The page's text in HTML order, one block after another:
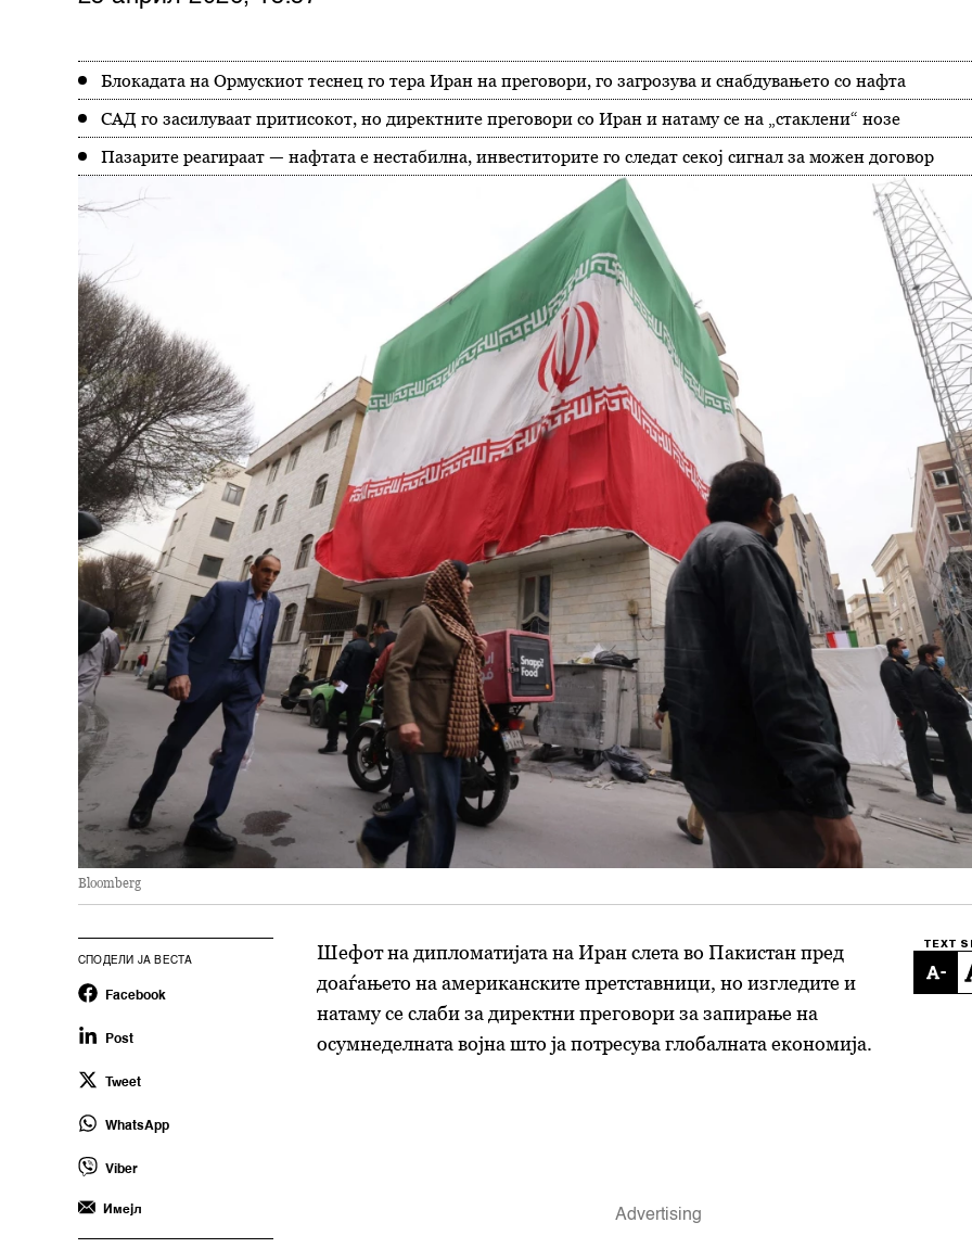
Блокадата на Ормускиот теснец го тера Иран на преговори, го загрозува и снабдувањето со нафта
САД го засилуваат притисокот, но директните преговори со Иран и натаму се на „стаклени“ нозе
Пазарите реагираат — нафтата е нестабилна, инвеститорите го следат секој сигнал за можен договор
Bloomberg
СПОДЕЛИ ЈА ВЕСТА
Facebook
Post
Tweet
WhatsApp
Viber
Имејл
TEXT
-
Шефот на дипломатијата на Иран слета во Пакистан пред
доаѓањето на американските претставници, но изгледите и
натаму се слаби за директни преговори за запирање на
осумнеделната војна што ја потресува глобалната економија.